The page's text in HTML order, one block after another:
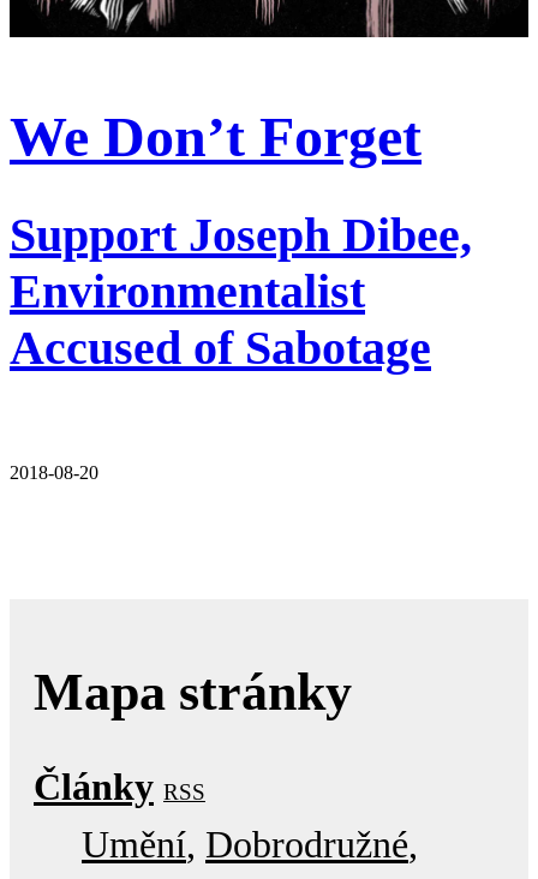
We Don’t Forget
Support Joseph Dibee,
Environmentalist
Accused of Sabotage
2018-08-20
Mapa stránky
Články RSS
Umění Dobrodružné